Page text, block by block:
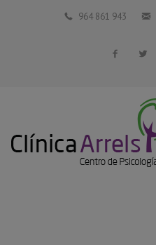
Blog
964 861 943